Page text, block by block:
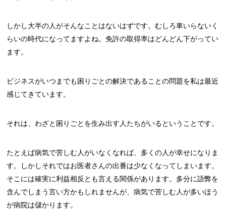
しかし大半の人がそんなことはないはずです。むしろ車いらないく
らいの時代になってますよね。免許の取得率はどんどん下がってい
ます。
ビジネスがいつまでも困りごとの解決であることの問題を私は最近
感じてきています。
それは、わざと困りごとを生み出す人たちがいるということです。
たとえば病気で苦しむ人がいなくなれば、多くの人が幸せになりま
す。しかしそれではお医者さんの出番は少なくなってしまいます。
そこには確実に利益相反とも言える関係があります。多分に語弊を
含んでしまう言い方かもしれませんが、病気で苦しむ人が多いほう
が病院は儲かります。